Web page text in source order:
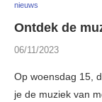
nieuws
Ontdek de
06/11/2023
Op woensdag 15,
je de muziek van